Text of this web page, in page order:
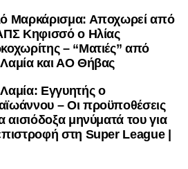
Μαρκάρισμα: Αποχωρεί από
Κηφισσό ο Ηλίας
– “Ματιές” από
και ΑΟ Θήβας
Εγγυητής ο
– Οι προϋποθέσεις
αισιόδοξα μηνύματά του για
στη Super League |